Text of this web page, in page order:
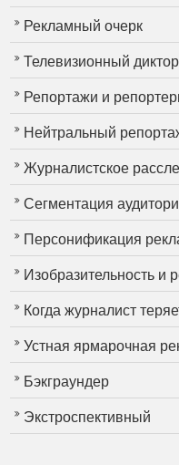
Рекламный очерк
Телевизионный диктор
Репортажи и
Нейтральный
Журналистское
Сегментация
Персонификация
Изобразительность и
Когда журналист
Устная ярмарочная
Бэкграундер
Экстроспективный